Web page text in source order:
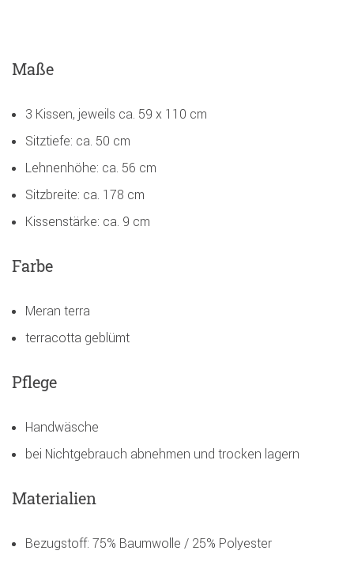
Maße
3 Kissen, jeweils ca. 59 x 110 cm
Sitztiefe: ca. 50 cm
Lehnenhöhe: ca. 56 cm
Sitzbreite: ca. 178 cm
Kissenstärke: ca. 9 cm
Farbe
Meran terra
terracotta geblümt
Pflege
Handwäsche
bei Nichtgebrauch abnehmen und trocken lagern
Materialien
Bezugstoff: 75% Baumwolle / 25% Polyester